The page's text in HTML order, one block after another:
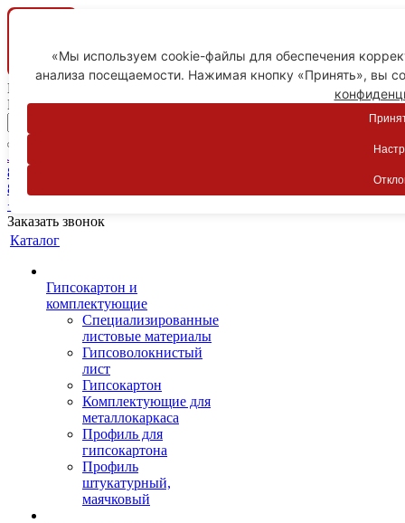
Ваш город
Пятигорск
Личный кабинет
8-800-775-59-89
8-800-775-59-89
+7 918 754-83-77
Заказать звонок
Каталог
Гипсокартон и
комплектующие
Специализированные
листовые материалы
Гипсоволокнистый
лист
Гипсокартон
Комплектующие для
металлокаркаса
Профиль для
гипсокартона
Профиль
штукатурный,
маячковый
«Мы используем cookie-файлы для обеспечения
анализа посещаемости. Нажимая кнопку «Принять», вы